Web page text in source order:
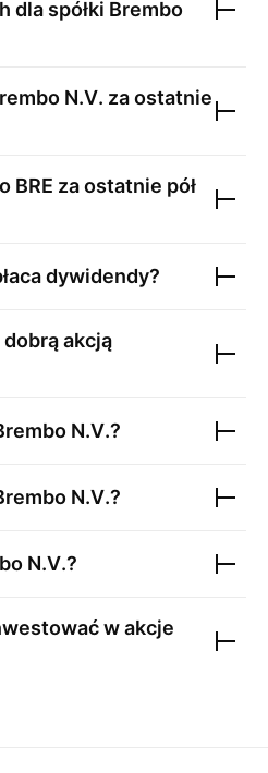
dla spółki Brembo
N.V. za ostatnie
BRE za ostatnie pół
dywidendy?
akcją
N.V.?
N.V.?
N.V.?
w akcje